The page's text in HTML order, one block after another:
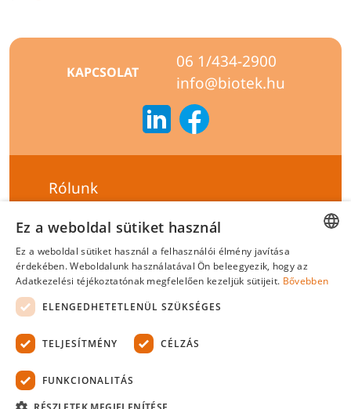
KAPCSOLAT
06 1/434-2900
info@biotek.hu
Rólunk
Hírlevél feliratkozás
Általános szerződési feltételek
Adatvédelmi tájékoztató
Felelősségvállalási nyilatkozat
Tanúsítványok
2026 Minden jog fenntartva.
ENGLISH
Ez a weboldal sütiket használ
Ez a weboldal sütiket használ a felhasználói élmény javítása
érdekében. Weboldalunk használatával Ön beleegyezik, hogy az
Adatkezelési téjékoztatónak megfelelően kezeljük sütijeit. Bővebben
ELENGEDHETETLENÜL SZÜKSÉGES
TELJESÍTMÉNY CÉLZÁS
FUNKCIONALITÁS